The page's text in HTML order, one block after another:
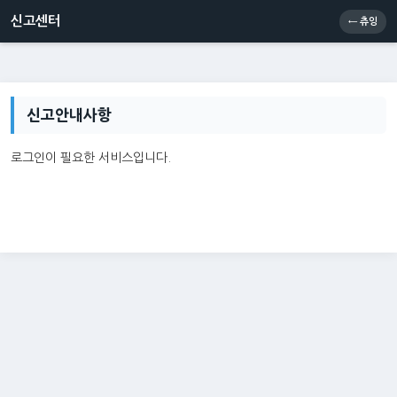
신고센터 메인
신고센터 ← 츄잉
신고안내사항
로그인이 필요한 서비스입니다.